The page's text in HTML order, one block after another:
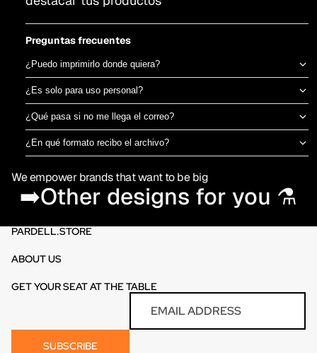
Preguntas frecuentes
¿Puedo imprimirlo donde quiera?
Sí, el archivo es tuyo para imprimir en el taller de DTF o sublimación
que prefieras. No estamos ligados a una imprenta específica.
¿Es solo para uso personal?
Puedes usarlo para camisetas propias o para vender productos
físicos ya impresos. No está permitido revender o redistribuir el
archivo digital en sí.
¿Qué pasa si no me llega el correo?
Revisa spam o promociones primero. Si aún así no aparece en 30
minutos, escríbenos por el chat de la tienda y te lo reenviamos al
¿En qué formato recibo el archivo?
directamente en DTF o sublimación.
We empower brands that want to be big
➡️Other designs for you ⚗️
PARDELL.STORE
ABOUT US
GET YOUR SEAT AT THE TABLE
SUBSCRIBE
Refund policy
Terms of service